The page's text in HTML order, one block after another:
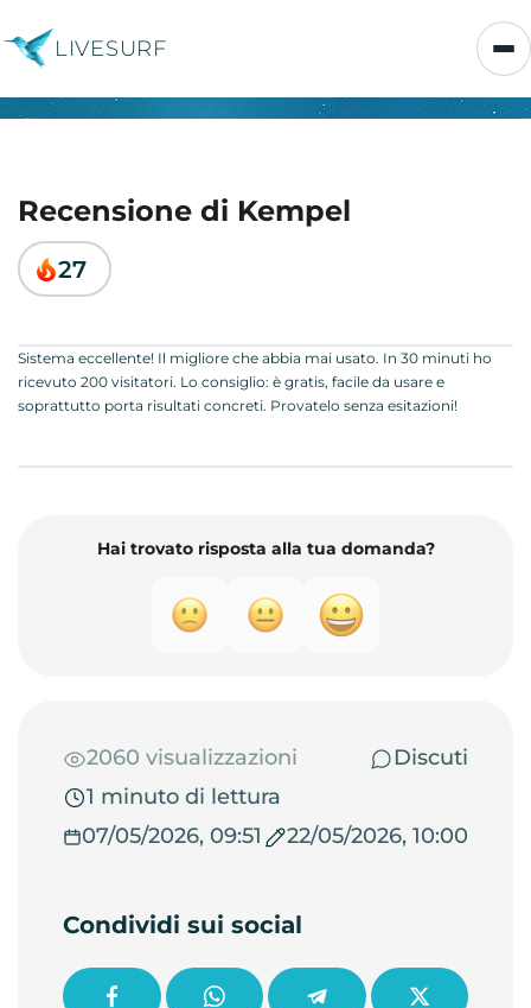
LIVESURF
Recensione di Kempel
27
Sistema eccellente! Il migliore che abbia mai usato. In 30 minuti ho
ricevuto 200 visitatori. Lo consiglio: è gratis, facile da usare e
soprattutto porta risultati concreti. Provatelo senza esitazioni!
Hai trovato risposta alla tua domanda?
2060 visualizzazioni
Discuti
1 minuto di lettura
07/05/2026, 09:51
22/05/2026, 10:00
Condividi sui social